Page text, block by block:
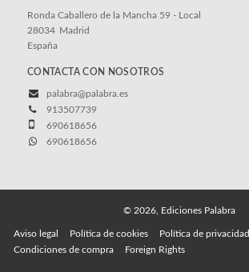
Ronda Caballero de la Mancha 59 - Local
28034 Madrid
España
CONTACTA CON NOSOTROS
palabra@palabra.es
913507739
690618656
690618656
© 2026, Ediciones Palabra
Aviso legal Política de cookies
Política de privacidad
Condiciones de compra
Foreign Rights